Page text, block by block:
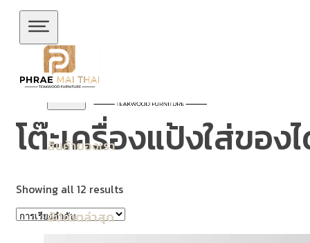
ข้ามไปยังเนื้อหาหลัก
สินค้าของเรา
อัปเดตล่าสุด
โต๊ะเครื่องแป้งใส่ของ
Showing all 12 results